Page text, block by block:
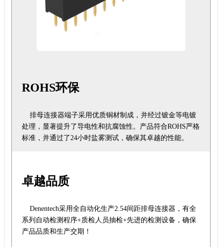
ROHS环保
排母连接器端子采用优质铜材制成，并经过镀金等电镀
处理，显著提升了导电性和抗腐蚀性。产品符合ROHS严格
标准，并通过了24小时盐雾测试，确保其卓越的性能。
卓越品质
Denentech采用全自动化生产2.54间距排母连接器，有全
系列自动检测程序+质检人员抽检+先进的检测设备，确保
产品品质和生产交期！